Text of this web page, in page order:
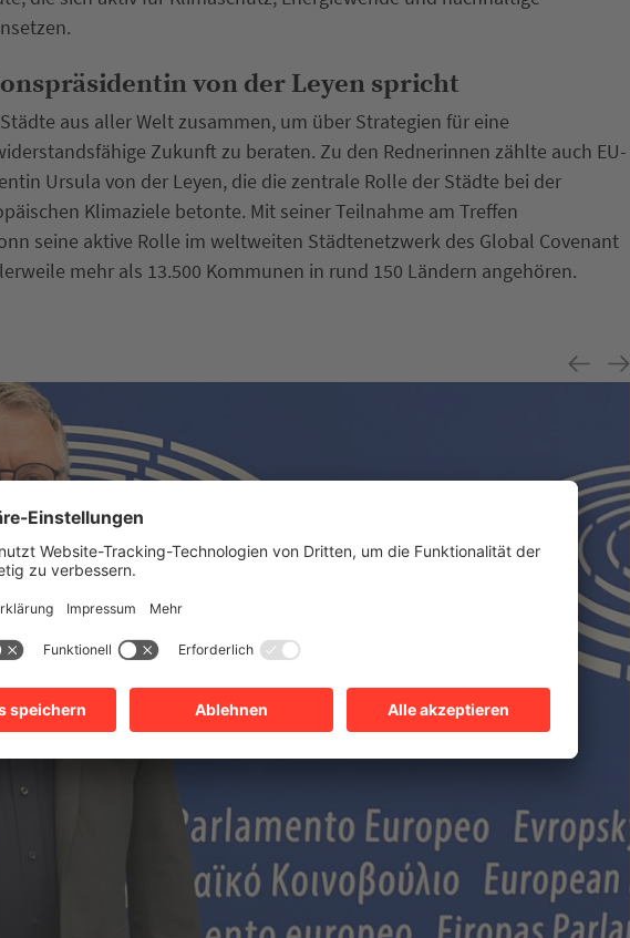
von der Leyen spricht
aus aller Welt zusammen, um über Strategien für eine
Zukunft zu beraten. Zu den Rednerinnen zählte auch EU-
Ursula von der Leyen, die die zentrale Rolle der Städte bei der
Klimaziele betonte. Mit seiner Teilnahme am Treffen
seine aktive Rolle im weltweiten Städtenetzwerk des Global Covenant
mehr als 13.500 Kommunen in rund 150 Ländern angehören.
Previous
Next